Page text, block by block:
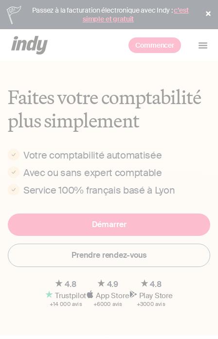
Passez à la facturation électronique avec Indy :c’est
simple et gratuit
Commencer
Faites votre comptabilité
plus simplement
Votre comptabilité automatisée
Avec ou sans expert comptable
Service 100% français basé à Lyon
Démarrer
Prendre rendez-vous
4.8
Trustpilot
+14 000 avis
4.9
App Store
+6000 avis
4.8
Play Store
+3000 avis